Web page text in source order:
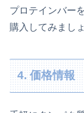
プロテインバー
購入してみましょ
4. 価格情報